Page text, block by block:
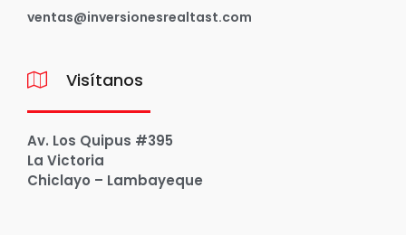
ventas@inversionesrealtast.com
Visítanos
Av. Los Quipus #395
La Victoria
Chiclayo – Lambayeque